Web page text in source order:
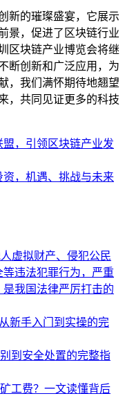
新的璀璨盛宴，它展示
景，促进了区块链行业
区块链产业博览会将继
断创新和广泛应用，为
，我们满怀期待地翘望
，共同见证更多的科技
盟，引领区块链产业发
，机遇、挑战与未来
虚拟财产、侵犯公民
违法犯罪行为，严重
我国法律严厉打击的
新手入门到实操的完
到安全处置的完整指
工费？一文读懂背后